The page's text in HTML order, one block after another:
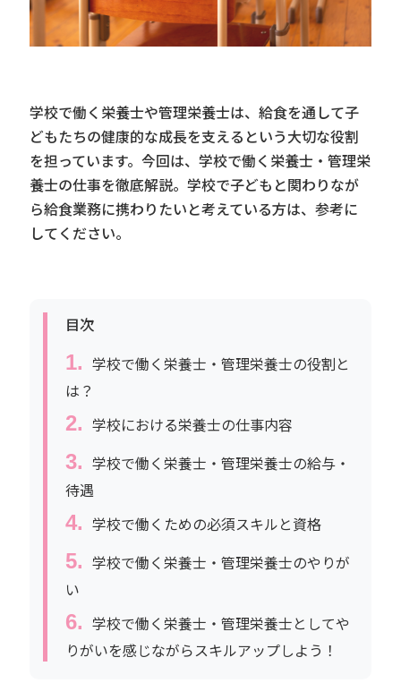
学校で働く栄養士や管理栄養士は、給食を通して子
どもたちの健康的な成長を支えるという大切な役割
を担っています。今回は、学校で働く栄養士・管理栄
養士の仕事を徹底解説。学校で子どもと関わりなが
ら給食業務に携わりたいと考えている方は、参考に
してください。
目次
学校で働く栄養士・管理栄養士の役割と
は？
学校における栄養士の仕事内容
学校で働く栄養士・管理栄養士の給与・
待遇
学校で働くための必須スキルと資格
学校で働く栄養士・管理栄養士のやりが
い
学校で働く栄養士・管理栄養士としてや
りがいを感じながらスキルアップしよう！